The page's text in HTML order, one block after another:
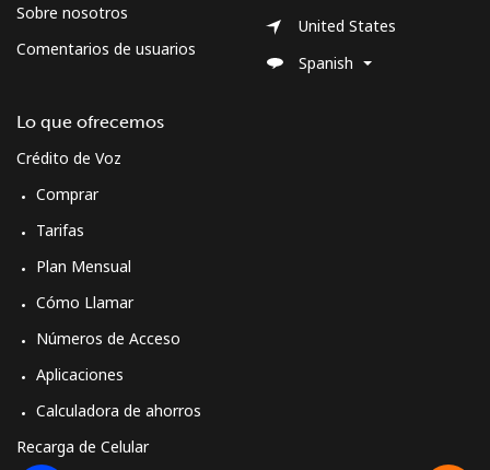
Sobre nosotros
Comentarios de usuarios
Lo que ofrecemos
Crédito de Voz
Comprar
Tarifas
Plan Mensual
Cómo Llamar
Números de Acceso
Aplicaciones
Calculadora de ahorros
Recarga de Celular
United States
Spanish